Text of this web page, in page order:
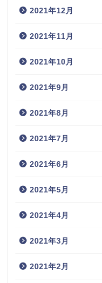
2021年12月
2021年11月
2021年10月
2021年9月
2021年8月
2021年7月
2021年6月
2021年5月
2021年4月
2021年3月
2021年2月